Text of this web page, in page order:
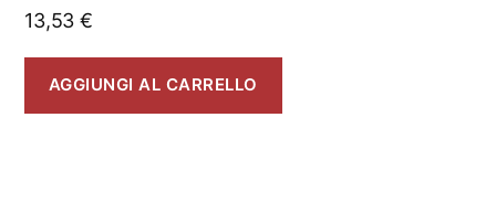
13,53 €
AGGIUNGI AL CARRELLO